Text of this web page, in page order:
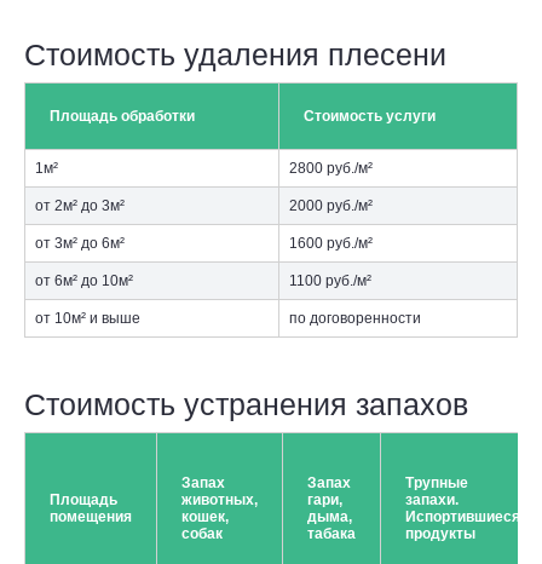
Стоимость удаления плесени
Площадь обработки Стоимость услуги
1м² 2800 руб./м²
от 2м² до 3м² 2000 руб./м²
от 3м² до 6м² 1600 руб./м²
от 6м² до 10м² 1100 руб./м²
от 10м² и выше по договоренности
Стоимость устранения запахов
Площадь
помещения
Запах
животных,
кошек,
собак
Запах
гари,
дыма,
табака
Трупные
запахи.
Испортившиеся
продукты